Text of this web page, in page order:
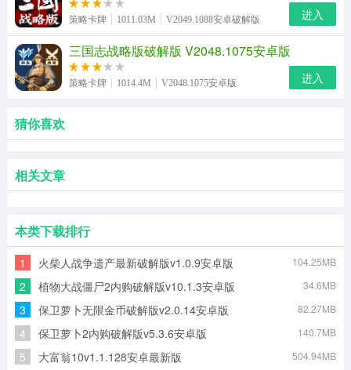
策略卡牌 1011.03M V2049.1088安卓破解版 进入
三国志战略版破解版 V2048.1075安卓版
策略卡牌 1014.4M V2048.1075安卓版 进入
猜你喜欢
相关文章
本类下载排行
1 火柴人战争遗产最新破解版v1.0.9安卓版 104.25MB
2 植物大战僵尸2内购破解版v10.1.3安卓版 34.6MB
3 保卫萝卜无限金币破解版v2.0.14安卓版 82.27MB
4 保卫萝卜2内购破解版v5.3.6安卓版 140.7MB
5 大富翁10v1.1.128安卓最新版 504.94MB